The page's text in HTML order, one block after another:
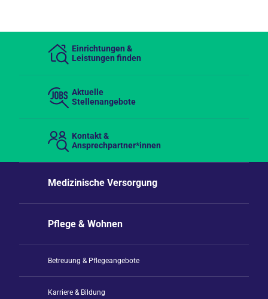
Einrichtungen &
Leistungen finden
Aktuelle
Stellenangebote
Kontakt &
Ansprechpartner*innen
Medizinische Versorgung
Pflege & Wohnen
Betreuung & Pflegeangebote
Karriere & Bildung